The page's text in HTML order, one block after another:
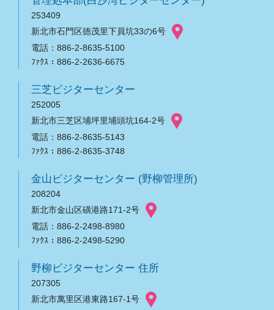
253409
新北市石門区徳茂里下員坑33の6号
電話：886-2-8635-5100
ﾌｧｸｽ：886-2-2636-6675
三芝ビジターセンター
252005
新北市三芝区埔坪里埔頭坑164-2号
電話：886-2-8635-5143
ﾌｧｸｽ：886-2-8635-3748
金山ビジターセンター (野柳管理所)
208204
新北市金山区磺港路171-2号
電話：886-2-2498-8980
ﾌｧｸｽ：886-2-2498-5290
野柳ビジターセンター 住所
207305
新北市萬里区港東路167-1号